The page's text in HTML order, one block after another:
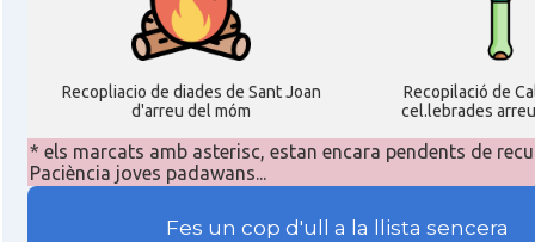
Recopliacio de diades de Sant Joan
d'arreu del móm
Recopilació de
cel.lebrades
* els marcats amb asterisc, estan encara pendents de
Paciència joves padawans...
Fes un cop d'ull a la llista sencera